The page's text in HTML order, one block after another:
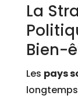
La
Bien-
Les pays